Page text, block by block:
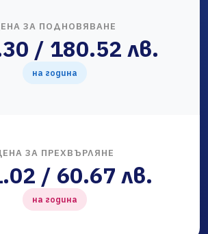
ЗА ПОДНОВЯВАНЕ
/ 180.52 лв.
на година
ЗА ПРЕХВЪРЛЯНЕ
/ 60.67 лв.
на година